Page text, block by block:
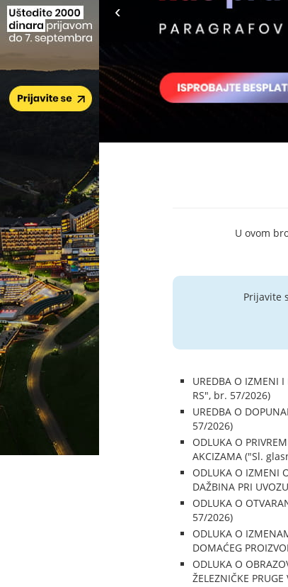
U ovom
Prijavite
UREDBA O IZMENI I
RS", br. 57/2026)
UREDBA O
57/2026)
ODLUKA O
AKCIZAMA ("Sl.
ODLUKA O IZMENI
DAŽBINA PRI
ODLUKA O
57/2026)
ODLUKA O
DOMAĆEG
ODLUKA O
ŽELEZNIČKE